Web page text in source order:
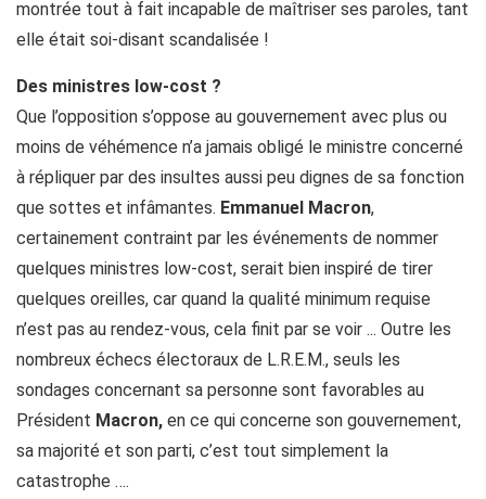
montrée tout à fait incapable de maîtriser ses paroles, tant
elle était soi-disant scandalisée !
Des ministres low-cost ?
Que l’opposition s’oppose au gouvernement avec plus ou
moins de véhémence n’a jamais obligé le ministre concerné
à répliquer par des insultes aussi peu dignes de sa fonction
que sottes et infâmantes. Emmanuel Macron,
certainement contraint par les événements de nommer
quelques ministres low-cost, serait bien inspiré de tirer
quelques oreilles, car quand la qualité minimum requise
n’est pas au rendez-vous, cela finit par se voir ... Outre les
nombreux échecs électoraux de L.R.E.M., seuls les
sondages concernant sa personne sont favorables au
Président Macron, en ce qui concerne son gouvernement,
sa majorité et son parti, c’est tout simplement la
catastrophe ….